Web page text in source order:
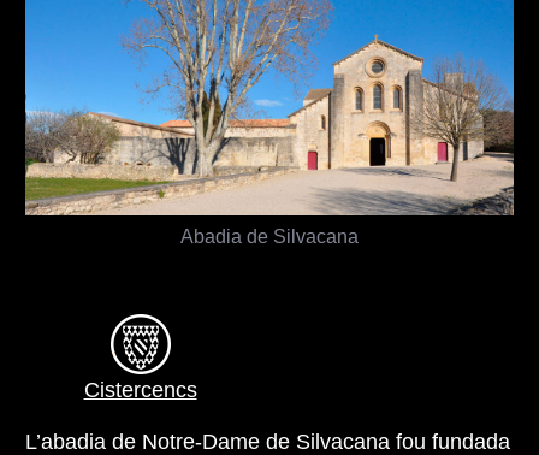
Abadia de Silvacana
Cistercencs
L’abadia de Notre-Dame de Silvacana fou fundada